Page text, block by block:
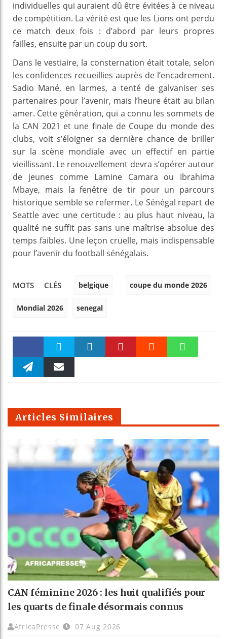
individuelles qui auraient dû être évitées à ce niveau
de compétition. La vérité est que les Lions ont perdu
ce match deux fois : d’abord par leurs propres
failles, ensuite par un coup du sort.
Dans le vestiaire, la consternation était totale, selon
les confidences recueillies auprès de l’encadrement.
Sadio Mané, en larmes, a tenté de galvaniser ses
partenaires pour l’avenir, mais l’heure était au bilan
amer. Cette génération, qui a connu les sommets de
la CAN 2021 et une finale de Coupe du monde des
clubs, voit s’éloigner sa dernière chance de briller
sur la scène mondiale avec un effectif en partie
vieillissant. Le renouvellement devra s’opérer autour
de jeunes comme Lamine Camara ou Ibrahima
Mbaye, mais la fenêtre de tir pour un parcours
historique semble se refermer. Le Sénégal repart de
Seattle avec une certitude : au plus haut niveau, la
qualité ne suffit pas sans une maîtrise absolue des
temps faibles. Une leçon cruelle, mais indispensable
pour l’avenir du football sénégalais.
MOTS CLÉS belgique coupe du monde 2026
Mondial 2026 senegal
Faceboo Twitter
m
Articles Similaires
CAN féminine 2026 : les huit qualifiés pour
les quarts de finale désormais connus
AfricaPresse 07 Aug 2026